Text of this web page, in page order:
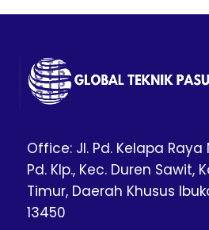
Office: Jl. Pd. Kelapa Raya
Pd. Klp., Kec. Duren Sawit,
Timur, Daerah Khusus
13450